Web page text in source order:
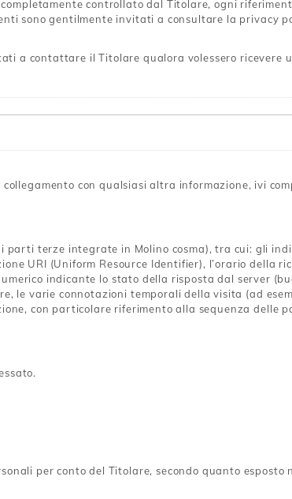
controllato dal Titolare, ogni
sono gentilmente invitati a consultare la privacy
a contattare il Titolare qualora volessero ricevere
con qualsiasi altra informazione, ivi
terze integrate in Molino cosma), tra cui: gli
URI (Uniform Resource Identifier), l’orario della
indicante lo stato della risposta dal server
le varie connotazioni temporali della visita (ad
con particolare riferimento alla sequenza delle
per conto del Titolare, secondo quanto esposto